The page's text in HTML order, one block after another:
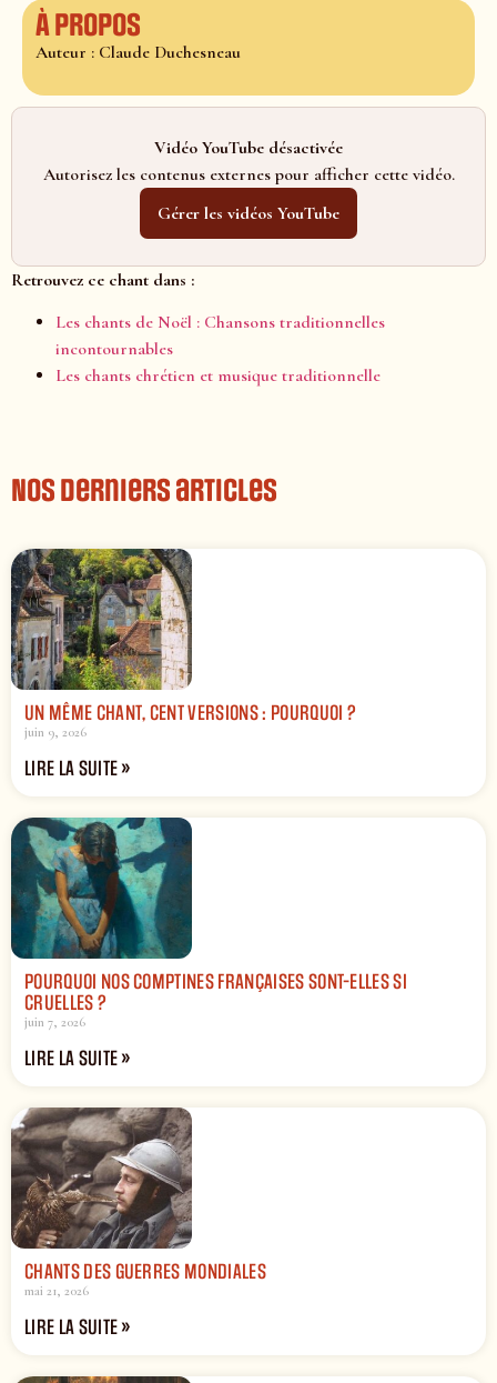
À propos
Auteur : Claude Duchesneau
Vidéo YouTube désactivée
Autorisez les contenus externes pour afficher cette vidéo.
Gérer les vidéos YouTube
Retrouvez ce chant dans :
Les chants de Noël : Chansons traditionnelles
incontournables
Les chants chrétien et musique traditionnelle
Nos derniers articles
UN MÊME CHANT, CENT VERSIONS : POURQUOI ?
juin 9, 2026
LIRE LA SUITE »
POURQUOI NOS COMPTINES FRANÇAISES SONT-ELLES SI
CRUELLES ?
juin 7, 2026
LIRE LA SUITE »
CHANTS DES GUERRES MONDIALES
mai 21, 2026
LIRE LA SUITE »